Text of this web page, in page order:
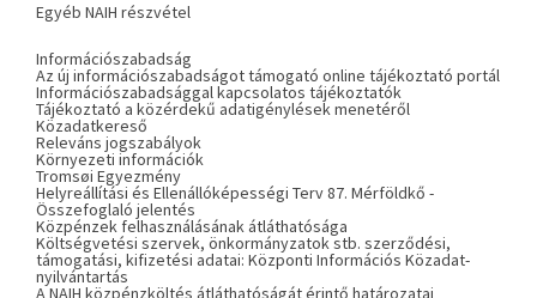
Egyéb NAIH részvétel
Információszabadság
Az új információszabadságot támogató online tájékoztató portál
Információszabadsággal kapcsolatos tájékoztatók
Tájékoztató a közérdekű adatigénylések menetéről
Közadatkereső
Releváns jogszabályok
Környezeti információk
Tromsøi Egyezmény
Helyreállítási és Ellenállóképességi Terv 87. Mérföldkő -
Összefoglaló jelentés
Közpénzek felhasználásának átláthatósága
Költségvetési szervek, önkormányzatok stb. szerződési,
támogatási, kifizetési adatai: Központi Információs Közadat-
nyilvántartás
A NAIH közpénzköltés átláthatóságát érintő határozatai